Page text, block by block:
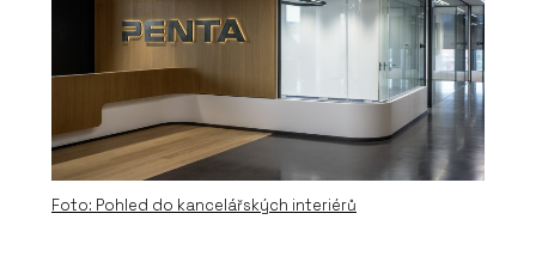
Foto: Pohled do kancelářských interiérů